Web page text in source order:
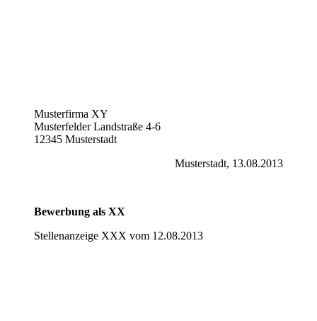
Musterfirma XY
Musterfelder Landstraße 4-6
12345 Musterstadt
Musterstadt, 13.08.2013
Bewerbung als XX
Stellenanzeige XXX vom 12.08.2013